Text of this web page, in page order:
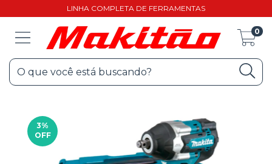
LINHA COMPLETA DE FERRAMENTAS
0
3%
OFF